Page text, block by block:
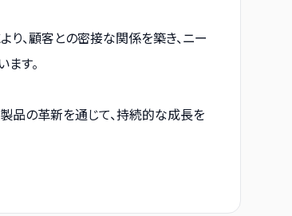
り、顧客との密接な関係を築き、ニー
す。
品の革新を通じて、持続的な成長を